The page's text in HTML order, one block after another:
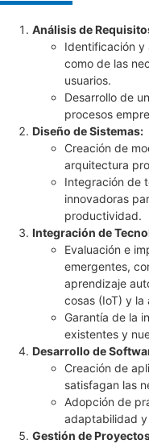
Análisis de
Identificación y
como de las
usuarios.
Desarrollo de
procesos
Diseño de Sistemas:
Creación de
arquitectura
Integración de
innovadoras
productividad.
Integración de
Evaluación e
emergentes,
aprendizaje
cosas (IoT) y la
Garantía de la
existentes y
Desarrollo de
Creación de
satisfagan las
Adopción de
adaptabilidad y
Gestión de